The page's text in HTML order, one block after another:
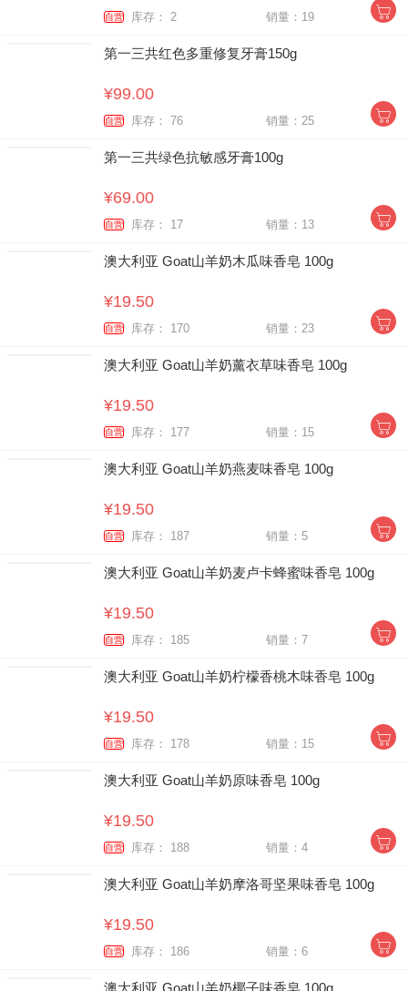
自营 库存： 2 销量：19
第一三共红色多重修复牙膏150g
¥99.00
自营 库存： 76 销量：25
第一三共绿色抗敏感牙膏100g
¥69.00
自营 库存： 17 销量：13
澳大利亚 Goat山羊奶木瓜味香皂 100g
¥19.50
自营 库存： 170 销量：23
澳大利亚 Goat山羊奶薰衣草味香皂 100g
¥19.50
自营 库存： 177 销量：15
澳大利亚 Goat山羊奶燕麦味香皂 100g
¥19.50
自营 库存： 187 销量：5
澳大利亚 Goat山羊奶麦卢卡蜂蜜味香皂 100g
¥19.50
自营 库存： 185 销量：7
澳大利亚 Goat山羊奶柠檬香桃木味香皂 100g
¥19.50
自营 库存： 178 销量：15
澳大利亚 Goat山羊奶原味香皂 100g
¥19.50
自营 库存： 188 销量：4
澳大利亚 Goat山羊奶摩洛哥坚果味香皂 100g
¥19.50
自营 库存： 186 销量：6
澳大利亚 Goat山羊奶椰子味香皂 100g